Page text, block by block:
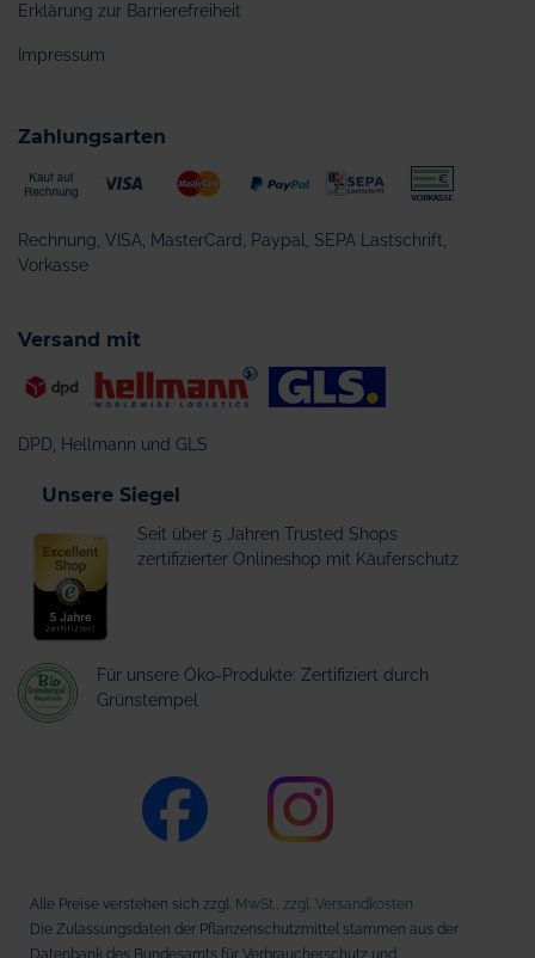
Erklärung zur Barrierefreiheit
Impressum
Zahlungsarten
Rechnung, VISA, MasterCard, Paypal, SEPA Lastschrift,
Vorkasse
Versand mit
DPD, Hellmann und GLS
Unsere Siegel
Seit über 5 Jahren Trusted Shops
zertifizierter Onlineshop mit Käuferschutz
Für unsere Öko-Produkte: Zertifiziert durch
Grünstempel
Alle Preise verstehen sich zzgl. MwSt., zzgl. Versandkosten
Die Zulassungsdaten der Pflanzenschutzmittel stammen aus der
Datenbank des Bundesamts für Verbraucherschutz und